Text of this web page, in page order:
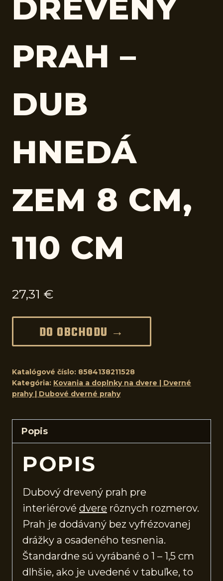
DREVENÝ
PRAH –
DUB
HNEDÁ
ZEM 8 CM,
110 CM
27,31 €
DO OBCHODU →
Katalógové číslo: 8584138211528
Kategória: Kovania a doplnky na dvere | Dverné
prahy | Dubové dverné prahy
Popis
POPIS
Dubový drevený prah pre
interiérové dvere rôznych rozmerov.
Prah je dodávaný bez vyfrézovanej
drážky a osadeného tesnenia.
Štandardne sú vyrábané o 1 – 1,5 cm
dlhšie, ako je uvedené v tabuľke, to